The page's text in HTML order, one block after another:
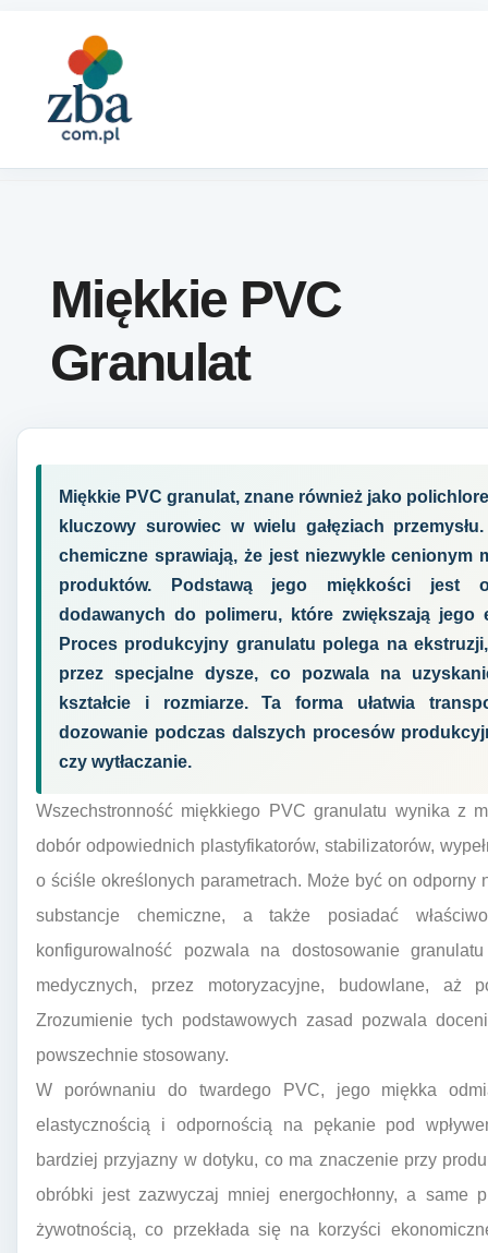
Miękkie PVC
Granulat
Miękkie PVC granulat, znane również jako
kluczowy surowiec w wielu gałęziach
chemiczne sprawiają, że jest niezwykle cenionym
produktów. Podstawą jego miękkości jest
dodawanych do polimeru, które zwiększają
Proces produkcyjny granulatu polega na
przez specjalne dysze, co pozwala na
kształcie i rozmiarze. Ta forma ułatwia
dozowanie podczas dalszych procesów
czy wytłaczanie.
Wszechstronność miękkiego PVC granulatu wynika z
dobór odpowiednich plastyfikatorów, stabilizatorów,
o ściśle określonych parametrach. Może być on odporny
substancje chemiczne, a także posiadać
konfigurowalność pozwala na dostosowanie
medycznych, przez motoryzacyjne, budowlane, aż
Zrozumienie tych podstawowych zasad pozwala
powszechnie stosowany.
W porównaniu do twardego PVC, jego miękka
elastycznością i odpornością na pękanie pod
bardziej przyjazny w dotyku, co ma znaczenie przy
obróbki jest zazwyczaj mniej energochłonny, a same
żywotnością, co przekłada się na korzyści